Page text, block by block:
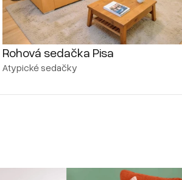
Rohová sedačka Pisa
Atypické sedačky